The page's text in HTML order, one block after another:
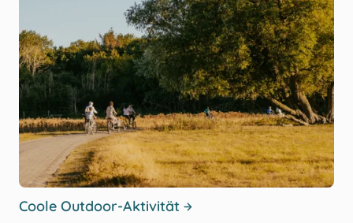
Coole Outdoor-Aktivität